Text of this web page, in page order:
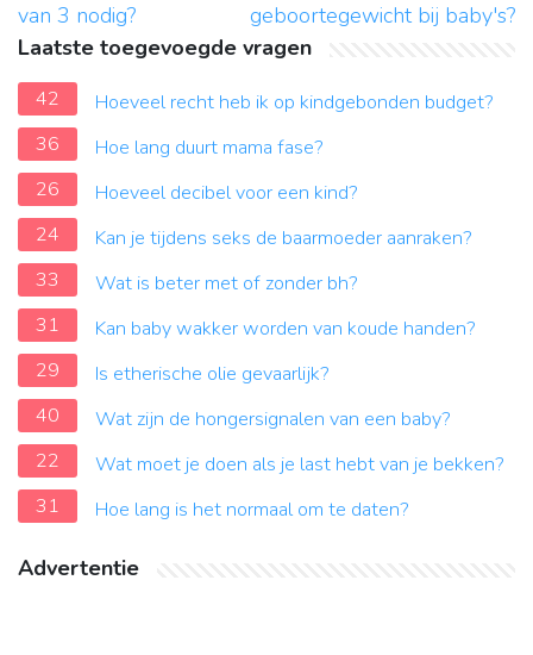
van 3 nodig?
geboortegewicht bij baby's?
Laatste toegevoegde vragen
42
Hoeveel recht heb ik op kindgebonden budget?
36
Hoe lang duurt mama fase?
26
Hoeveel decibel voor een kind?
24
Kan je tijdens seks de baarmoeder aanraken?
33
Wat is beter met of zonder bh?
31
Kan baby wakker worden van koude handen?
29
Is etherische olie gevaarlijk?
40
Wat zijn de hongersignalen van een baby?
22
Wat moet je doen als je last hebt van je bekken?
31
Hoe lang is het normaal om te daten?
Advertentie